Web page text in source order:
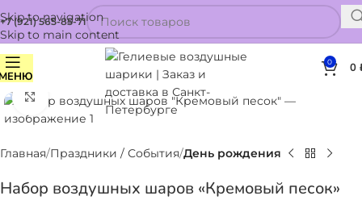
Skip to navigation
Skip to main content
+7 (921) 565-85-71
0 0
Нажмите, чтобы увеличить
Главная Праздники / События День рождения
Набор воздушных шаров «Кремовый песок»